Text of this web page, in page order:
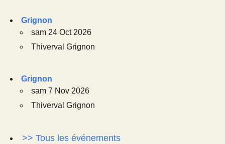
Grignon
sam 24 Oct 2026
Thiverval Grignon
Grignon
sam 7 Nov 2026
Thiverval Grignon
>> Tous les événements